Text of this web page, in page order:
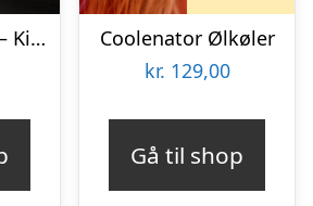
Boblevaffeljern – KitchPro
Coolenator Ølkøler
kr. 129,00
Gå til shop